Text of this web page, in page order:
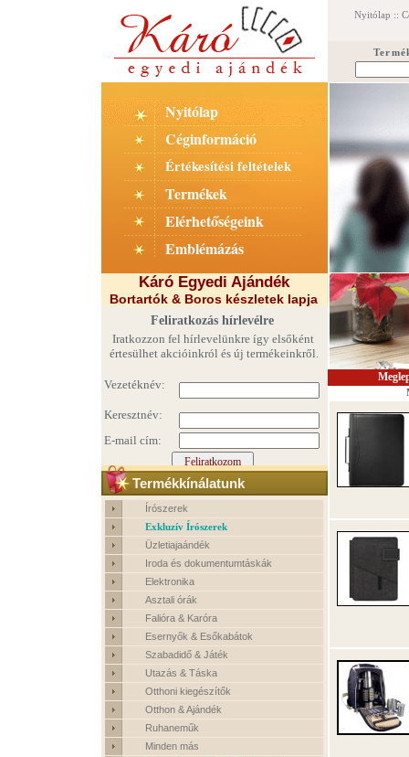
Nyitólap ::
Nyitólap
Céginformáció
Értékesítési feltételek
Termékek
Elérhetőségeink
Emblémázás
Káró Egyedi Ajándék
Bortartók & Boros készletek lapja
Feliratkozás hírlevélre
Iratkozzon fel hírlevelünkre így elsőként
értesülhet akcióinkról és új termékeinkről.
Termékkínálatunk
Írószerek
Exkluzív Írószerek
Üzletiajaándék
Iroda és dokumentumtáskák
Elektronika
Asztali órák
Falióra & Karóra
Esernyők & Esőkabátok
Szabadidő & Játék
Utazás & Táska
Otthoni kiegészítők
Otthon & Ajándék
Ruhaneműk
Minden más